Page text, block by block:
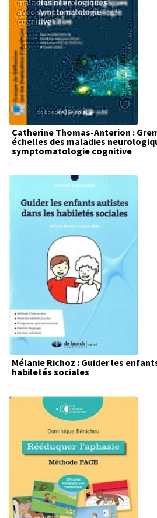
Catherine Thomas-Anterion :
échelles des maladies
symptomatologie cognitive
Mélanie Richoz : Guider les
habiletés sociales